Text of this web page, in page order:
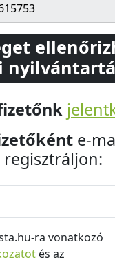
e-
regisztráljon:
ra vonatkozó
és az